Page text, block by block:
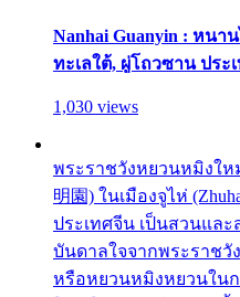
Nanhai Guanyin : หน
ทะเลใต้, ผู่โถวซาน ประ
1,030 views
พระราชวังหยวนหมิงใหม่
明園) ในเมืองจูไห่
ประเทศจีน เป็นสวนแล
บันดาลใจจากพระราชวัง
หรือหยวนหมิงหยวนใน